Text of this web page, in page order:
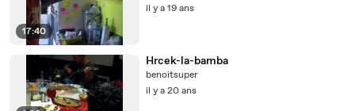
17:40
il y a 19 ans
Hrcek-la-bamba
benoitsuper
il y a 20 ans